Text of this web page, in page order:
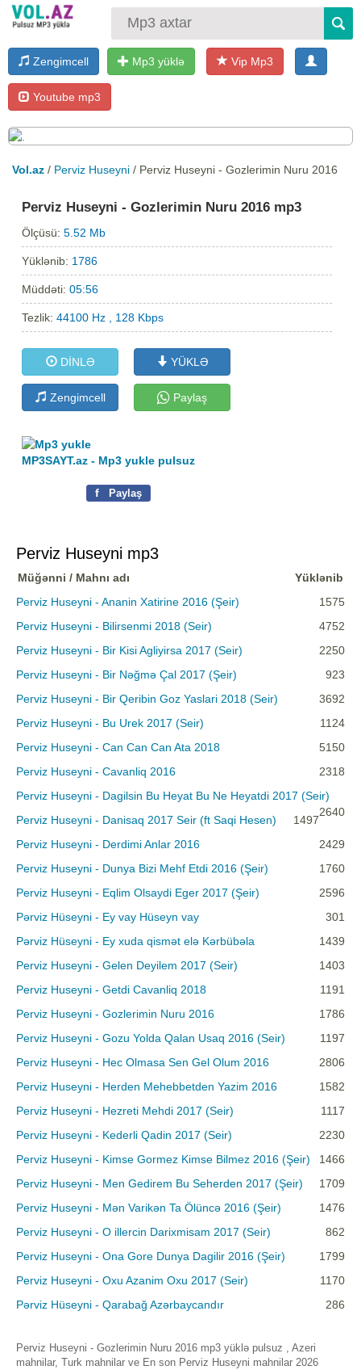
Zengimcell Mp3 yüklə Vip Mp3
Youtube mp3
Vol.az / Perviz Huseyni / Perviz Huseyni - Gozlerimin Nuru 2016
Perviz Huseyni - Gozlerimin Nuru 2016 mp3
Ölçüsü:5.52 Mb
Yüklənib: 1786
Müddəti:05:56
Tezlik:44100 Hz , 128 Kbps
DİNLƏ YÜKLƏ
Zengimcell Paylaş
MP3SAYT.az - Mp3 yukle pulsuz
f Paylaş
Perviz Huseyni mp3
Müğənni / Mahnı adı
Yüklənib
Perviz Huseyni - Ananin Xatirine 2016 (Şeir)
1575
Perviz Huseyni - Bilirsenmi 2018 (Seir)
4752
Perviz Huseyni - Bir Kisi Agliyirsa 2017 (Seir)
2250
Perviz Huseyni - Bir Nəğmə Çal 2017 (Şeir)
923
Perviz Huseyni - Bir Qeribin Goz Yaslari 2018 (Seir)
3692
Perviz Huseyni - Bu Urek 2017 (Seir)
1124
Perviz Huseyni - Can Can Can Ata 2018
5150
Perviz Huseyni - Cavanliq 2016
2318
Perviz Huseyni - Dagilsin Bu Heyat Bu Ne Heyatdi 2017 (Seir)
2640
Perviz Huseyni - Danisaq 2017 Seir (ft Saqi Hesen)
1497
Perviz Huseyni - Derdimi Anlar 2016
2429
Perviz Huseyni - Dunya Bizi Mehf Etdi 2016 (Şeir)
1760
Perviz Huseyni - Eqlim Olsaydi Eger 2017 (Şeir)
2596
Pərviz Hüseyni - Ey vay Hüseyn vay
301
Pərviz Hüseyni - Ey xuda qismət elə Kərbübəla
1439
Perviz Huseyni - Gelen Deyilem 2017 (Seir)
1403
Perviz Huseyni - Getdi Cavanliq 2018
1191
Perviz Huseyni - Gozlerimin Nuru 2016
1786
Perviz Huseyni - Gozu Yolda Qalan Usaq 2016 (Seir)
1197
Perviz Huseyni - Hec Olmasa Sen Gel Olum 2016
2806
Perviz Huseyni - Herden Mehebbetden Yazim 2016
1582
Perviz Huseyni - Hezreti Mehdi 2017 (Seir)
1117
Perviz Huseyni - Kederli Qadin 2017 (Seir)
2230
Perviz Huseyni - Kimse Gormez Kimse Bilmez 2016 (Şeir)
1466
Perviz Huseyni - Men Gedirem Bu Seherden 2017 (Şeir)
1709
Perviz Huseyni - Mən Varikən Ta Ölüncə 2016 (Şeir)
1476
Perviz Huseyni - O illercin Darixmisam 2017 (Seir)
862
Perviz Huseyni - Ona Gore Dunya Dagilir 2016 (Şeir)
1799
Perviz Huseyni - Oxu Azanim Oxu 2017 (Seir)
1170
Pərviz Hüseyni - Qarabağ Azərbaycandır
286
Perviz Huseyni - Gozlerimin Nuru 2016 mp3 yüklə pulsuz , Azeri
mahnilar, Turk mahnilar ve En son Perviz Huseyni mahnilar 2026